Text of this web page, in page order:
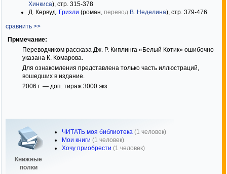
Хинкиса), стр. 315-378
Д. Кервуд. Гризли (роман, перевод В. Неделина), стр. 379-476
сравнить >>
Примечание:
Переводчиком рассказа Дж. Р. Киплинга «Белый Котик» ошибочно
указана К. Комарова.
Для ознакомления представлена только часть иллюстраций,
вошедших в издание.
2006 г. — доп. тираж 3000 экз.
Книжные
полки
ЧИТАТЬ моя библиотека (1 человек)
Мои книги (1 человек)
Хочу приобрести (1 человек)